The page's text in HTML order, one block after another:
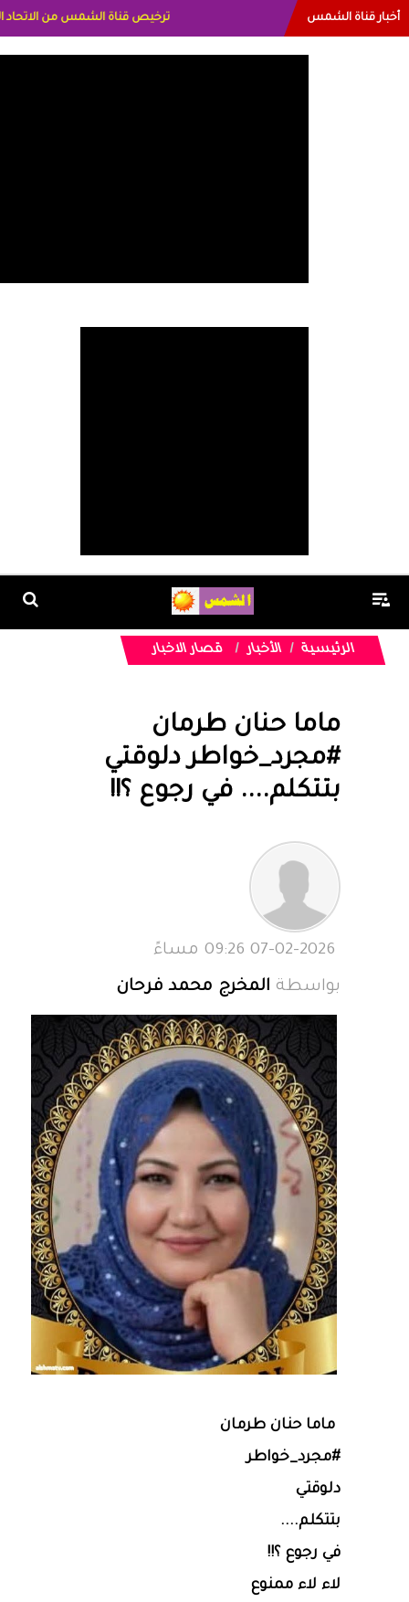
أخبار قناة الشمس
الرئيسية الأخبار قصار الاخبار
ماما حنان طرمان
#مجرد_خواطر دلوقتي
بتتكلم.... في رجوع ؟!!
بواسطة المخرج محمد فرحان
ماما حنان طرمان
#مجرد_خواطر
دلوقتي
بتتكلم....
في رجوع ؟!!
لاء لاء ممنوع